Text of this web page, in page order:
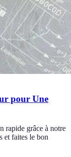
pour Une
rapide grâce à notre
et faites le bon